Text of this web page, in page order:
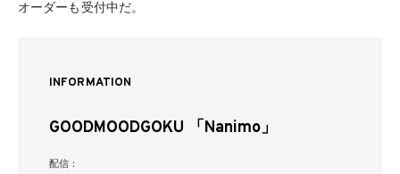
オーダーも受付中だ。
INFORMATION
GOODMOODGOKU 「Nanimo」
配信：